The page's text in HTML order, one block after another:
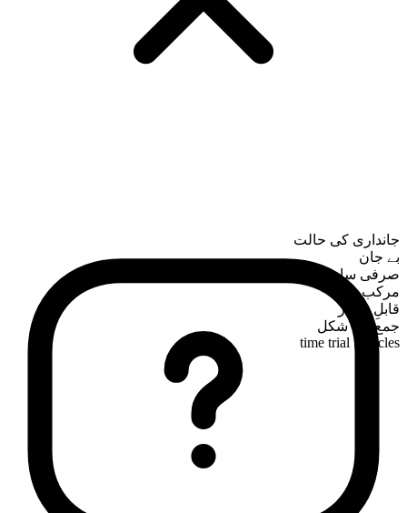
جانداری کی حالت
بے جان
صرفی ساخت
مرکب
قابلِ شمار
جمع کی شکل
time trial bicycles